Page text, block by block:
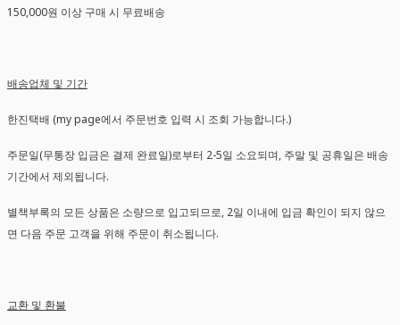
150,000원 이상 구매 시 무료배송
배송업체 및 기간
한진택배 (my page에서 주문번호 입력 시 조회 가능합니다.)
주문일(무통장 입금은 결제 완료일)로부터 2-5일 소요되며, 주말 및 공휴일은 배송
기간에서 제외됩니다.
별책부록의 모든 상품은 소량으로 입고되므로, 2일 이내에 입금 확인이 되지 않으
면 다음 주문 고객을 위해 주문이 취소됩니다.
교환 및 환불